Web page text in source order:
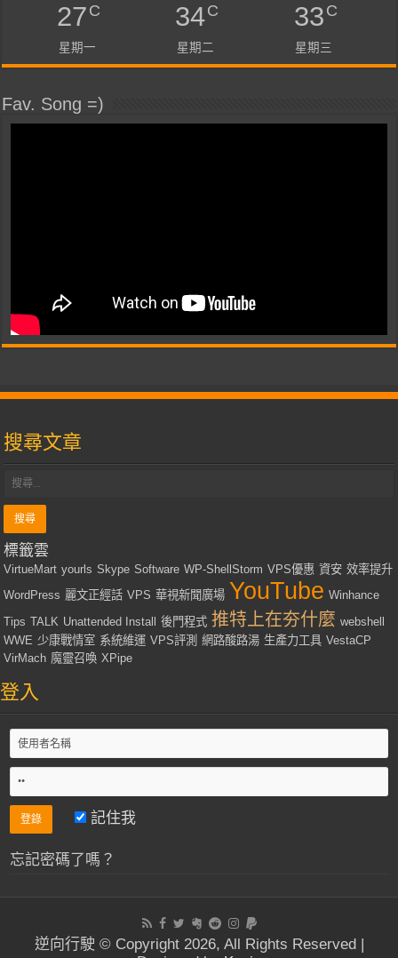
27C
星期一
34C
星期二
33C
星期三
Fav. Song =)
搜尋文章
標籤雲
VirtueMart yourls Skype Software WP-ShellStorm VPS優惠 資安 效率提升
WordPress 麗文正經話 VPS 華視新聞廣場 YouTube Winhance
Tips TALK Unattended Install 後門程式 推特上在夯什麼 webshell
WWE 少康戰情室 系統維運 VPS評測 網路酸路湯 生產力工具 VestaCP
VirMach 魔靈召喚 XPipe
登入
記住我
忘記密碼了嗎？
逆向行駛 © Copyright 2026, All Rights Reserved |